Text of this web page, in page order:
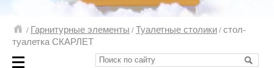
/ Гарнитурные элементы /Туалетные столики/стол-
туалетка СКАРЛЕТ